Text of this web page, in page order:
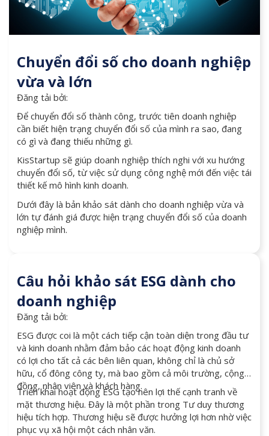
Chuyển đổi số cho doanh nghiệp
vừa và lớn
Đăng tải bởi:
Để chuyển đổi số thành công, trước tiên doanh nghiệp
cần biết hiện trạng chuyển đổi số của mình ra sao, đang
có gì và đang thiếu những gì.
KisStartup sẽ giúp doanh nghiệp thích nghi với xu hướng
chuyển đổi số, từ việc sử dụng công nghệ mới đến việc tái
thiết kế mô hình kinh doanh.
Dưới đây là bản khảo sát dành cho doanh nghiệp vừa và
lớn tự đánh giá được hiện trạng chuyển đổi số của doanh
nghiệp mình.
Câu hỏi khảo sát ESG dành cho
doanh nghiệp
Đăng tải bởi:
ESG được coi là một cách tiếp cận toàn diện trong đầu tư
và kinh doanh nhằm đảm bảo các hoạt động kinh doanh
có lợi cho tất cả các bên liên quan, không chỉ là chủ sở
hữu, cổ đông công ty, mà bao gồm cả môi trường, cộng
đồng, nhân viên và khách hàng.
Triển khai hoạt động ESG tạo nên lợi thế cạnh tranh về
mặt thương hiệu. Đây là một phần trong Tư duy thương
hiệu tích hợp. Thương hiệu sẽ được hưởng lợi hơn nhờ việc
phục vụ xã hội một cách nhân văn.